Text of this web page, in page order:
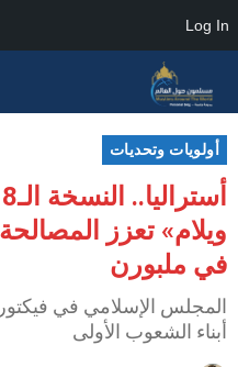
أولويات وتحديات
ويلام» تعزز
في ملبورن
المجلس الإسلامي في
أبناء الشعوب الأولى
Log In